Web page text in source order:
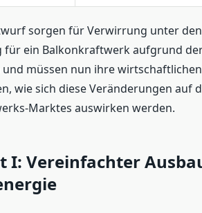
sorgen für Verwirrung unter
für ein Balkonkraftwerk aufgrund
müssen nun ihre
wie sich diese Veränderungen auf
Marktes auswirken werden.
I: Vereinfachter